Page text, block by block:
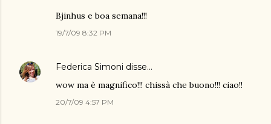
Bjinhus e boa semana!!!
19/7/09 8:32 PM
Federica Simoni disse…
wow ma è magnifico!!! chissà che buono!!! ciao!!
20/7/09 4:57 PM